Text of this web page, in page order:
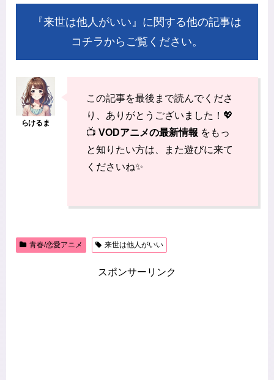
『来世は他人がいい』に関する他の記事は
コチラからご覧ください。
この記事を最後まで読んでくださ
り、ありがとうございました！💖
📺 VODアニメの最新情報 をもっ
と知りたい方は、また遊びに来て
くださいね✨
青春/恋愛アニメ 来世は他人がいい
スポンサーリンク